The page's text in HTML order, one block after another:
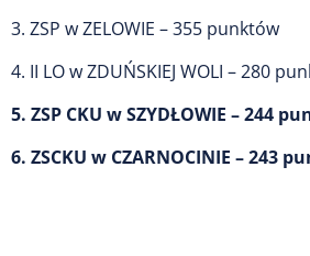
3. ZSP w ZELOWIE – 355 punktów
4. II LO w ZDUŃSKIEJ WOLI – 280
5. ZSP CKU w SZYDŁOWIE – 244
6. ZSCKU w CZARNOCINIE – 243